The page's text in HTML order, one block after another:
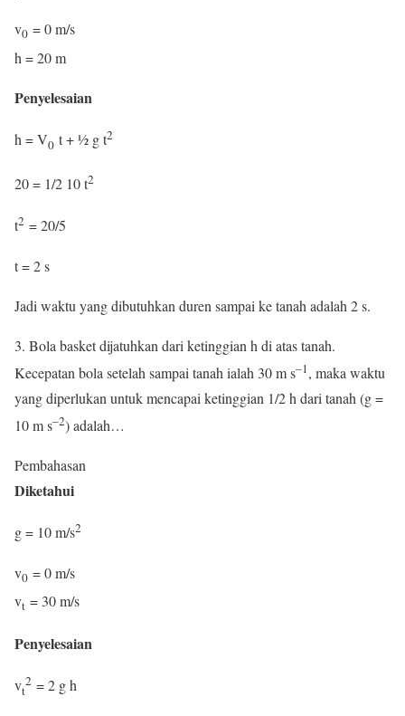
v0 = 0 m/s
h = 20 m
Penyelesaian
h = V0 t + ½ g t2
20 = 1/2 10 t2
t2 = 20/5
t = 2 s
Jadi waktu yang dibutuhkan duren sampai ke tanah adalah 2 s.
3. Bola basket dijatuhkan dari ketinggian h di atas tanah.
Kecepatan bola setelah sampai tanah ialah 30 m s–1, maka waktu
yang diperlukan untuk mencapai ketinggian 1/2 h dari tanah (g =
10 m s–2) adalah…
Pembahasan
Diketahui
g = 10 m/s2
v0 = 0 m/s
vt = 30 m/s
Penyelesaian
vt
2 = 2 g h